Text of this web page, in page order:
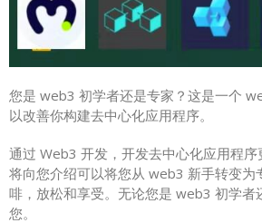
您是 web3 初学者还是专家？这是一个
以改善你构建去中心化应用程序。
通过 Web3 开发，开发去中心化应用程
将向您介绍可以将您从 web3 新手转变为
啡，放松和享受。无论您是 web3 初学者
您。